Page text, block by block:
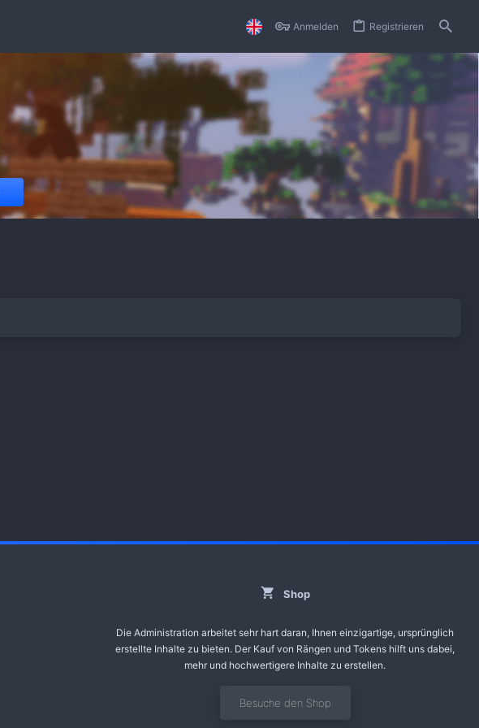
Anmelden Registrieren
Shop
Die Administration arbeitet sehr hart daran, Ihnen einzigartige, ursprünglich
erstellte Inhalte zu bieten. Der Kauf von Rängen und Tokens hilft uns dabei,
mehr und hochwertigere Inhalte zu erstellen.
Besuche den Shop